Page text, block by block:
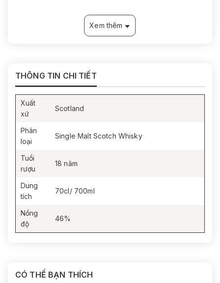
đặc trưng của Speyside.
Chuối, lê chín có chút cay nhẹ, cân bằng với vị
THƯỞNG THỨC & PHỐI HỢP
Thưởng thức neat để cảm nhận rõ độ phức hợp của
whisky 18 năm tuổi.
Xem thêm
THÔNG TIN CHI TIẾT
Xuất
xứ
Scotland
Phân
loại
Single Malt Scotch Whisky
Tuổi
rượu
18 năm
Dung
tích
70cl/ 700ml
Nồng
độ
46%
CÓ THỂ BẠN THÍCH